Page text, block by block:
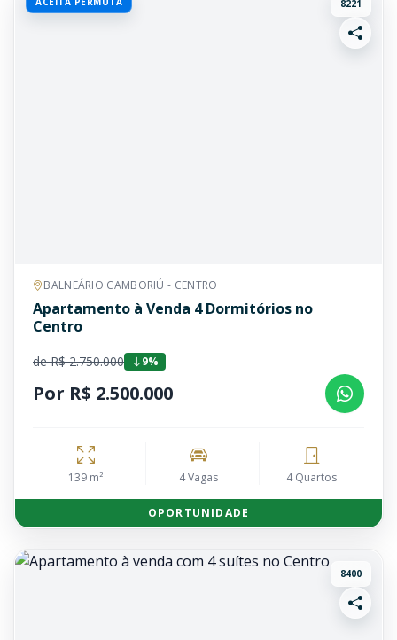
8221
BALNEÁRIO CAMBORIÚ - CENTRO
Apartamento à Venda 4 Dormitórios no
Centro
de R$ 2.750.000 9%
Por R$ 2.500.000
139 m² 4 Vagas 4 Quartos
OPORTUNIDADE
8400